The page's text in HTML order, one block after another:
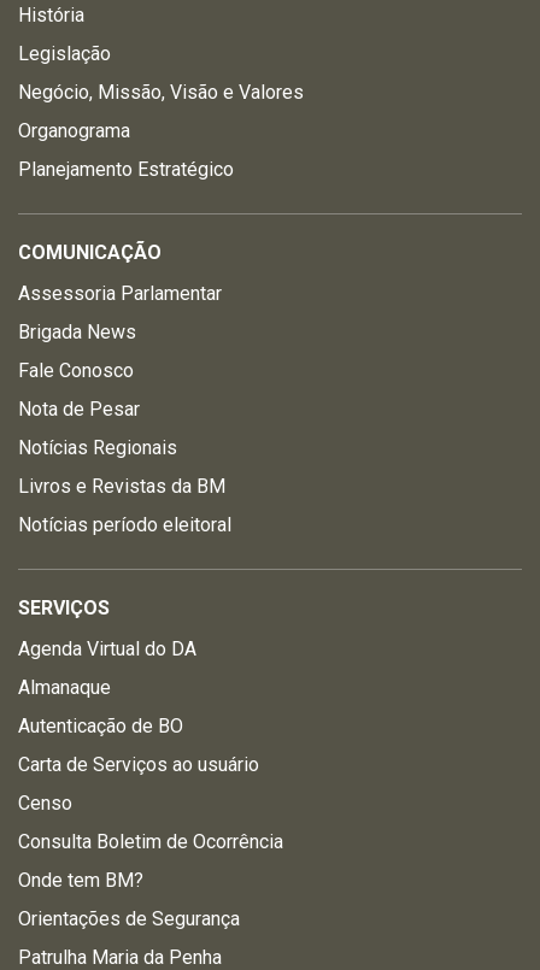
História
Legislação
Negócio, Missão, Visão e Valores
Organograma
Planejamento Estratégico
COMUNICAÇÃO
Assessoria Parlamentar
Brigada News
Fale Conosco
Nota de Pesar
Notícias Regionais
Livros e Revistas da BM
Notícias período eleitoral
SERVIÇOS
Agenda Virtual do DA
Almanaque
Autenticação de BO
Carta de Serviços ao usuário
Censo
Consulta Boletim de Ocorrência
Onde tem BM?
Orientações de Segurança
Patrulha Maria da Penha